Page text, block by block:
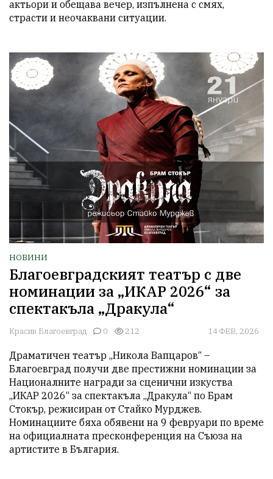
актьори и обещава вечер, изпълнена с смях,
страсти и неочаквани ситуации.
НОВИНИ
Благоевградският театър с две
номинации за „ИКАР 2026“ за
спектакъла „Дракула“
Красив Благоевград 0 212 14 ФЕВ, 2026
Драматичен театър „Никола Вапцаров“ –
Благоевград получи две престижни номинации за
Националните награди за сценични изкуства
„ИКАР 2026“ за спектакъла „Дракула“ по Брам
Стокър, режисиран от Стайко Мурджев.
Номинациите бяха обявени на 9 февруари по време
на официалната пресконференция на Съюза на